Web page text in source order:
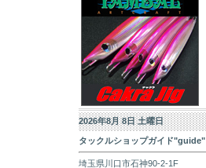
2026年8月 8日 土曜日
タックルショップガイド"guide"
埼玉県川口市石神90-2-1F